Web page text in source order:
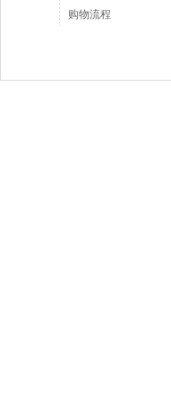
购物流程